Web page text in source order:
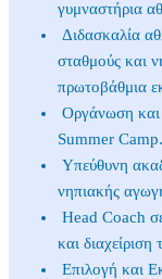
γυμναστήρια
Διδασκαλία
σταθμούς και
πρωτοβάθμια
Οργάνωση και
Summer Camp.
Υπεύθυνη
νηπιακής
Head Coach
και
Επιλογή και